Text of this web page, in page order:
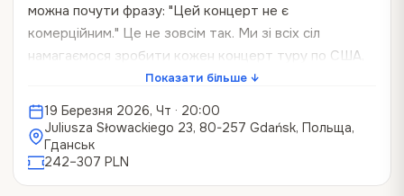
можна почути фразу: "Цей концерт не є
комерційним." Це не зовсім так. Ми зі всіх сіл
намагаємося зробити кожен концерт туру по США,
по Европі, по Канаді, по Великобританії, да скрізь,
максимально прибутковим. Намагаємося не тільки
потужно зіграти, але зібрати якомога більше грошей.
Це наша скромна місія - через Фонд Андрія
Хливнюка забезпечить Сили Оборони України
необхідними речами. Виконання якої можливо
Показати більше ↓
19 Березня 2026, Чт · 20:00
Juliusza Słowackiego 23, 80-257 Gdańsk, Польща,
Гданськ
242–307 PLN